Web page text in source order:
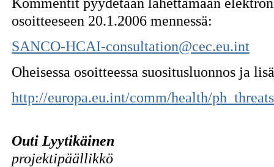
osoitteeseen 20.1.2006 mennessä:
SANCO-HCAI-consultation@cec.eu.int
Oheisessa osoitteessa suositusluonnos ja
http://europa.eu.int/comm/health/
Outi Lyytikäinen
projektipäällikkö